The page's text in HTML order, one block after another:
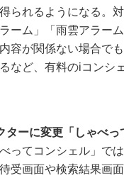
られるようになる。
ラーム」「雨雲アラー
容が関係ない場合で
など、有料のiコンシ
ターに変更「しゃべっ
ってコンシェル」で
受画面や検索結果画